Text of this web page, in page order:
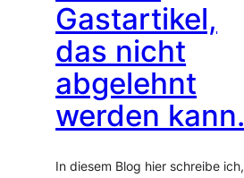
Gastartikel,
das nicht
abgelehnt
werden kann.
In diesem Blog hier schreibe ich,